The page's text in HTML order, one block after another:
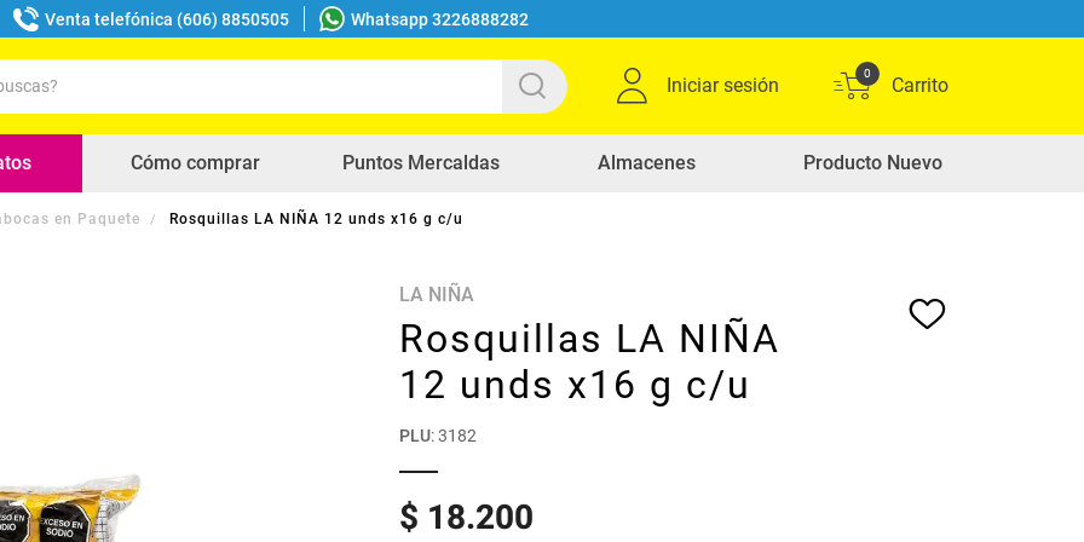
Venta telefónica (606) 8850505 Whatsapp 3226888282
Iniciar sesión
0
Cómo comprar Puntos Mercaldas Almacenes Producto Nuevo
en Paquete Rosquillas LA NIÑA 12 unds x16 g c/u
LA NIÑA
Rosquillas LA NIÑA
12 unds x16 g c/u
PLU:3182
$ 18.200
buscados